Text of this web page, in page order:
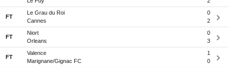
FT
Le Grau du Roi
0
Cannes
2
FT
Niort
0
Orleans
3
FT
Valence
1
Marignane/Gignac FC
0